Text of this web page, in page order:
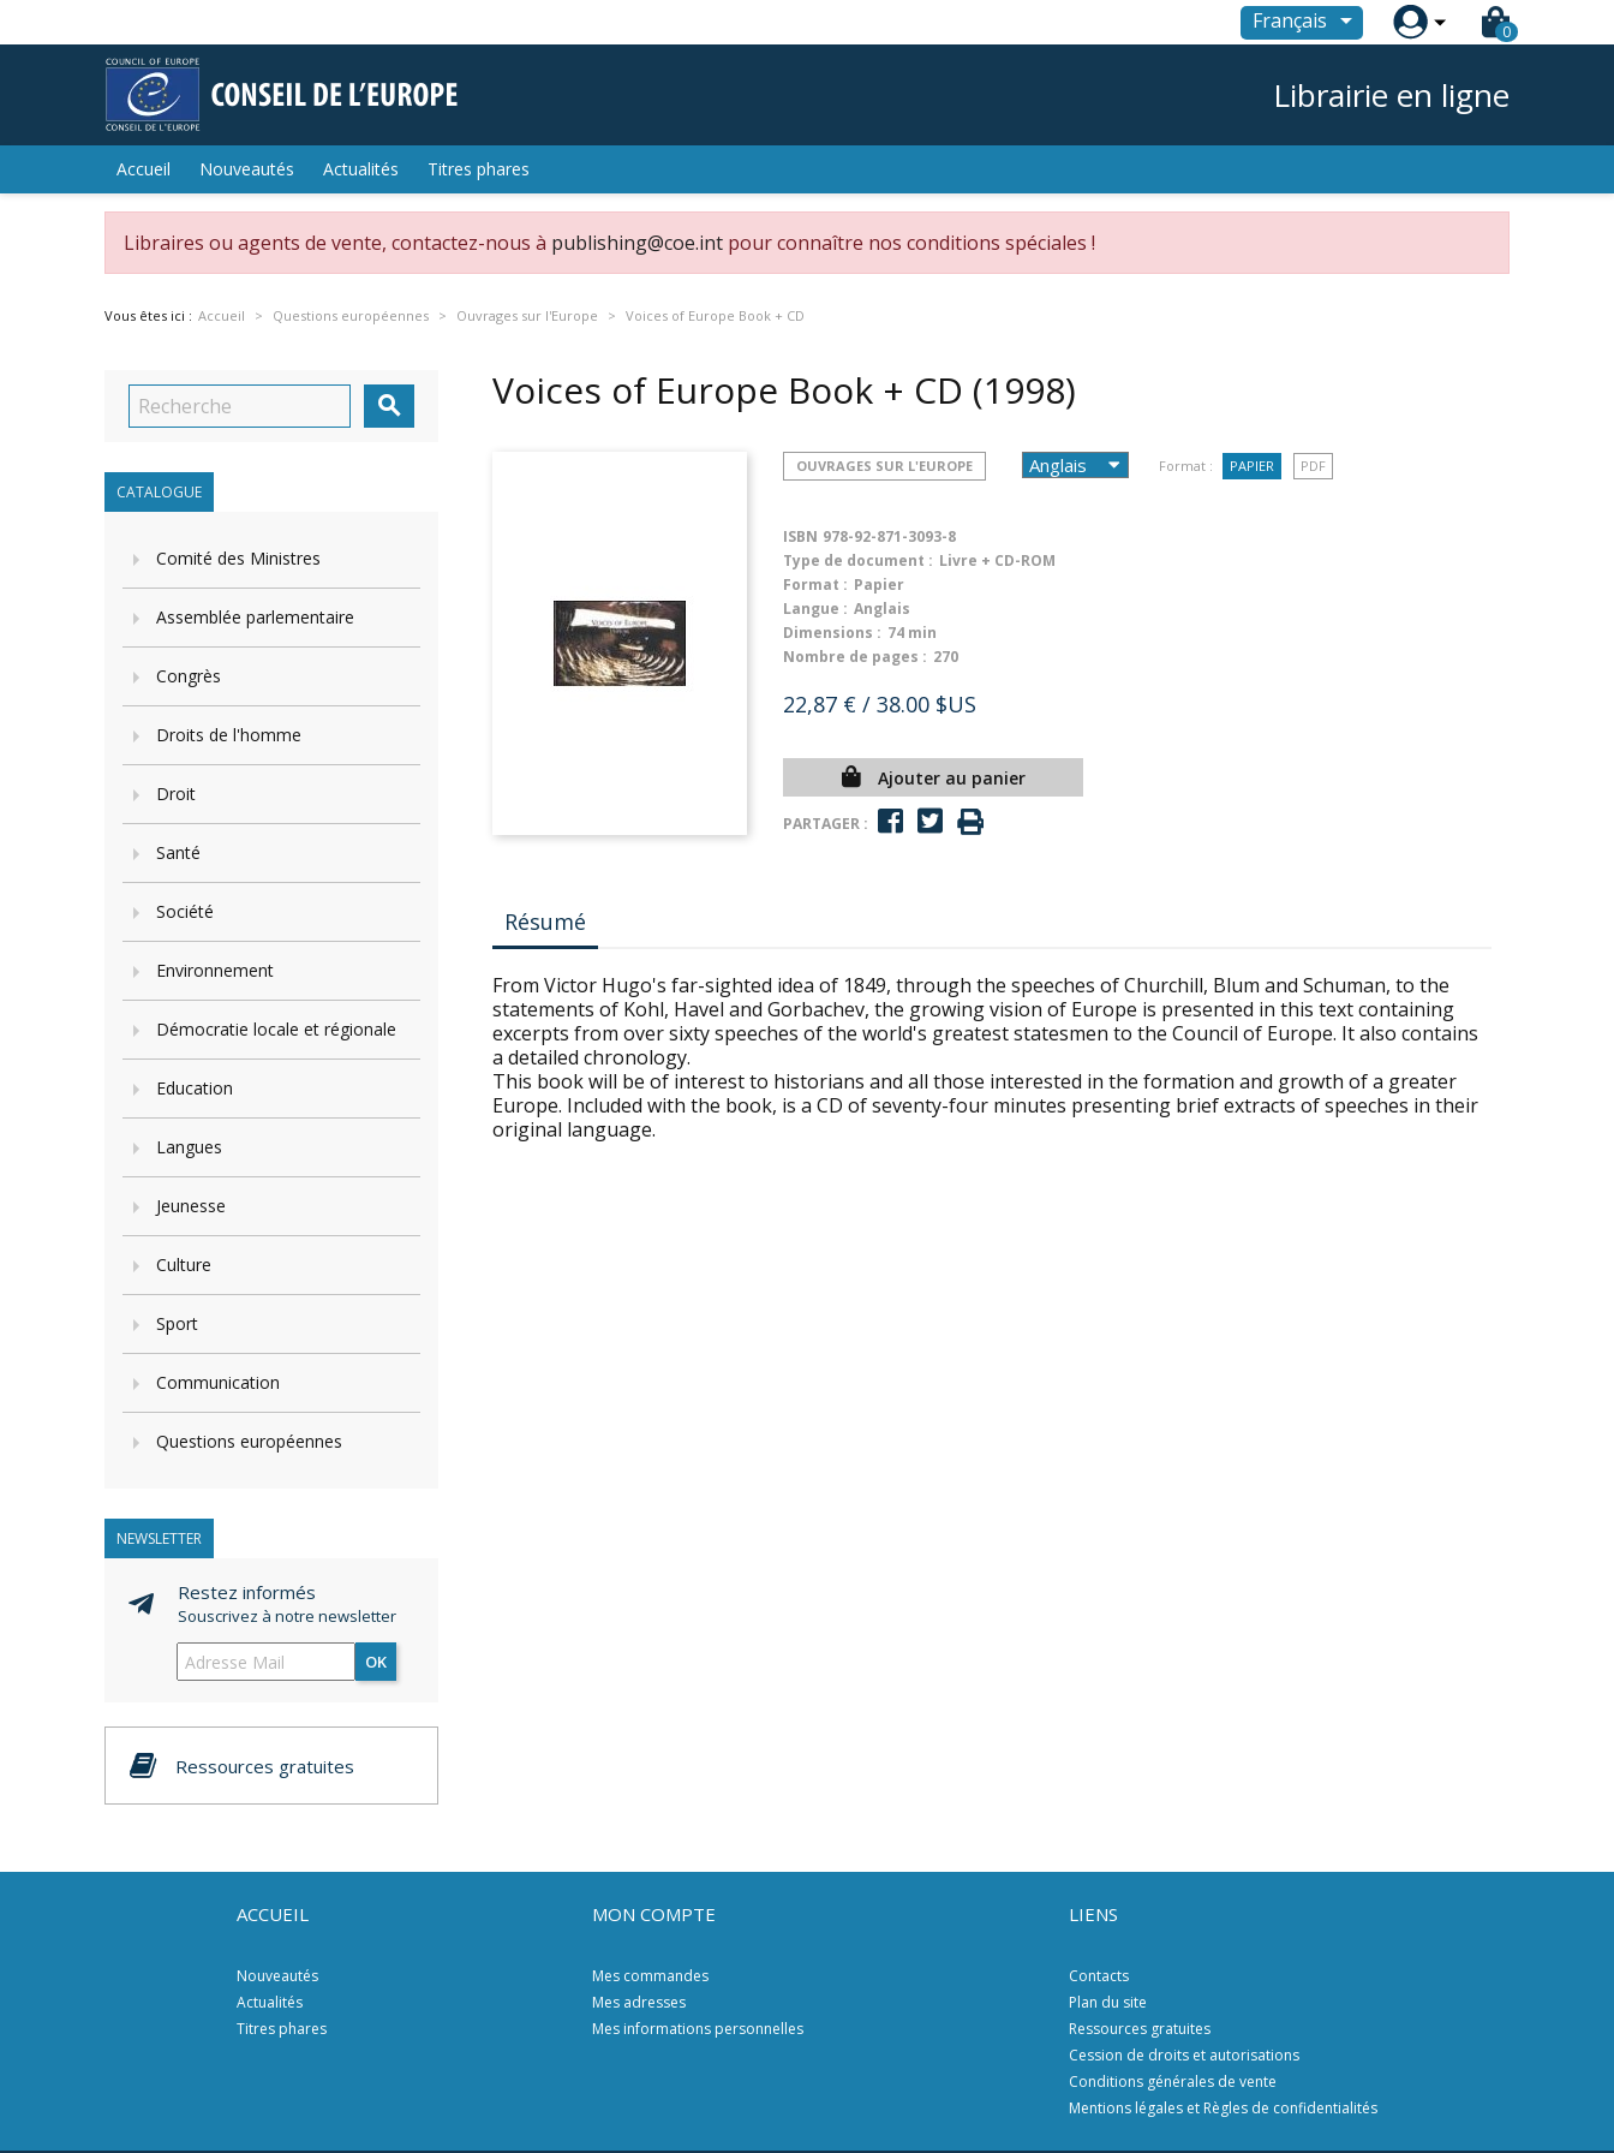
Français  0
Librairie en ligne
Accueil Nouveautés Actualités Titres phares
Libraires ou agents de vente, contactez-nous à publishing@coe.int pour connaître nos conditions spéciales !
Vous êtes ici : Accueil Questions européennes Ouvrages sur l'Europe Voices of Europe Book + CD

CATALOGUE
Comité des Ministres
Assemblée parlementaire
Congrès
Droits de l'homme
Droit
Santé
Société
Environnement
Démocratie locale et régionale
Education
Langues
Jeunesse
Culture
Sport
Communication
Questions européennes
NEWSLETTER
Restez informés
Souscrivez à notre newsletter
OK
Ressources gratuites
Voices of Europe Book + CD (1998)
OUVRAGES SUR L'EUROPE Format : PAPIER PDF
ISBN 978-92-871-3093-8
Type de document : Livre + CD-ROM
Format : Papier
Langue : Anglais
Dimensions : 74 min
Nombre de pages : 270
22,87 € / 38.00 $US
Ajouter au panier
PARTAGER :
Résumé
From Victor Hugo's far-sighted idea of 1849, through the speeches of Churchill, Blum and Schuman, to the
statements of Kohl, Havel and Gorbachev, the growing vision of Europe is presented in this text containing
excerpts from over sixty speeches of the world's greatest statesmen to the Council of Europe. It also contains
a detailed chronology.
This book will be of interest to historians and all those interested in the formation and growth of a greater
Europe. Included with the book, is a CD of seventy-four minutes presenting brief extracts of speeches in their
original language.
ACCUEIL
Nouveautés
Actualités
Titres phares
MON COMPTE
Mes commandes
Mes adresses
Mes informations personnelles
LIENS
Contacts
Plan du site
Ressources gratuites
Cession de droits et autorisations
Conditions générales de vente
Mentions légales et Règles de confidentialités